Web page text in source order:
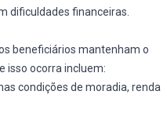
dificuldades financeiras.
beneficiários mantenham o
isso ocorra incluem:
condições de moradia, renda